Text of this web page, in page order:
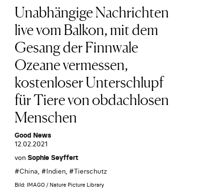
Unabhängige Nachrichten
live vom Balkon, mit dem
Gesang der Finnwale
Ozeane vermessen,
kostenloser Unterschlupf
für Tiere von obdachlosen
Menschen
Good News
12.02.2021
von Sophie Seyffert
#China, #Indien, #Tierschutz
Bild: IMAGO / Nature Picture Library